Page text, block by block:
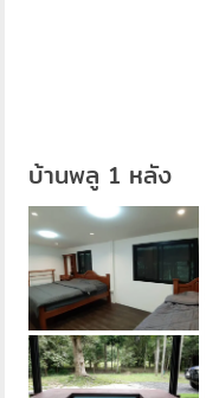
บ้านพลู 1 หลัง